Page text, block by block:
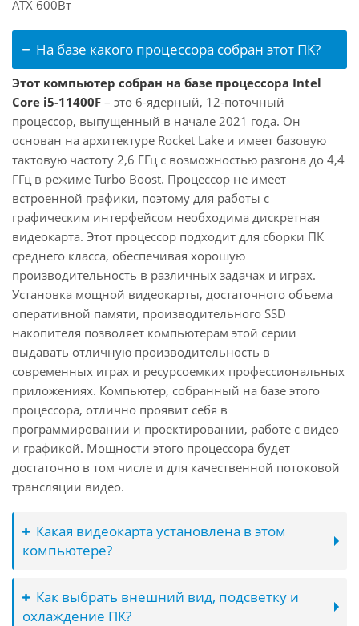
ATX 600Вт
На базе какого процессора собран этот ПК?
Этот компьютер собран на базе процессора Intel
Core i5-11400F – это 6-ядерный, 12-поточный
процессор, выпущенный в начале 2021 года. Он
основан на архитектуре Rocket Lake и имеет базовую
тактовую частоту 2,6 ГГц с возможностью разгона до 4,4
ГГц в режиме Turbo Boost. Процессор не имеет
встроенной графики, поэтому для работы с
графическим интерфейсом необходима дискретная
видеокарта. Этот процессор подходит для сборки ПК
среднего класса, обеспечивая хорошую
производительность в различных задачах и играх.
Установка мощной видеокарты, достаточного объема
оперативной памяти, производительного SSD
накопителя позволяет компьютерам этой серии
выдавать отличную производительность в
современных играх и ресурсоемких профессиональных
приложениях. Компьютер, собранный на базе этого
процессора, отлично проявит себя в
программировании и проектировании, работе с видео
и графикой. Мощности этого процессора будет
достаточно в том числе и для качественной потоковой
трансляции видео.
Какая видеокарта установлена в этом
компьютере?
Как выбрать внешний вид, подсветку и
охлаждение ПК?